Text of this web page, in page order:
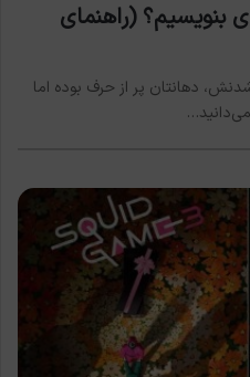
بنویسیم؟ (راهنمای
دهانتان پر از حرف بوده اما